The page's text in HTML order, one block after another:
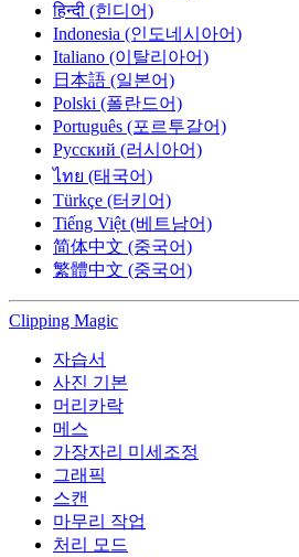
हिन्दी (힌디어)
Indonesia (인도네시아어)
Italiano (이탈리아어)
日本語 (일본어)
Polski (폴란드어)
Português (포르투갈어)
Русский (러시아어)
ไทย (태국어)
Türkçe (터키어)
Tiếng Việt (베트남어)
简体中文 (중국어)
繁體中文 (중국어)
Clipping Magic
자습서
사진 기본
머리카락
메스
가장자리 미세조정
그래픽
스캔
마무리 작업
처리 모드